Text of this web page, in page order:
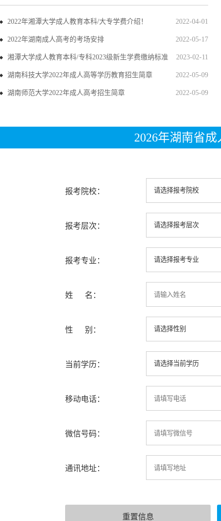
2022-04-01
2022年湘潭大学成人教育本科/大专学费介绍！
2022-05-17
2022年湖南成人高考的考场安排
2023-02-11
湘潭大学成人教育本科/专科2023级新生学费缴纳标准
2022-05-09
湖南科技大学2022年成人高等学历教育招生简章
2022-05-09
湖南师范大学2022年成人高考招生简章
2026年湖南省
报考院校：
报考层次：
报考专业：
姓 名：
性 别：
当前学历：
移动电话：
微信号码：
通讯地址：